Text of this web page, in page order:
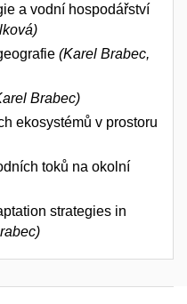
a vodní hospodářství
(Karel Brabec,
Brabec)
ekosystémů v prostoru
toků na okolní
strategies in